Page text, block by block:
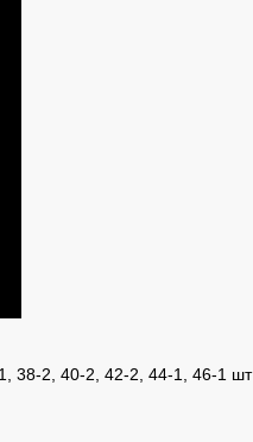
1, 38-2, 40-2, 42-2, 44-1, 46-1 шт